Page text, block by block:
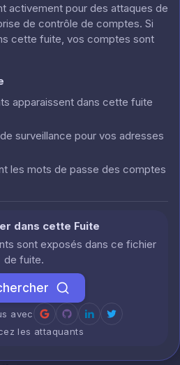
activement pour des attaques de
de contrôle de comptes. Si
cette fuite, vos comptes sont
apparaissent dans cette fuite
surveillance pour vos adresses
les mots de passe des comptes
dans cette Fuite
sont exposés dans ce fichier
de fuite.
avec
les attaquants